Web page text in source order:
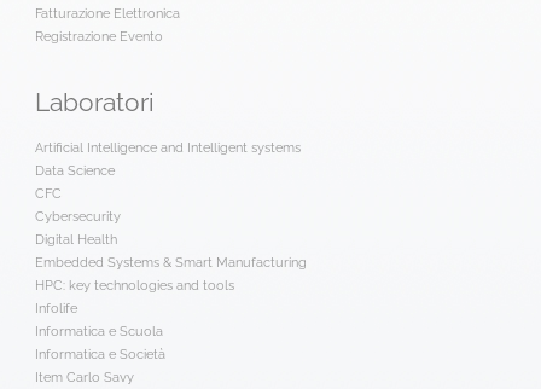
Fatturazione Elettronica
Registrazione Evento
Laboratori
Artificial Intelligence and Intelligent systems
Data Science
CFC
Cybersecurity
Digital Health
Embedded Systems & Smart Manufacturing
HPC: key technologies and tools
Infolife
Informatica e Scuola
Informatica e Società
Item Carlo Savy